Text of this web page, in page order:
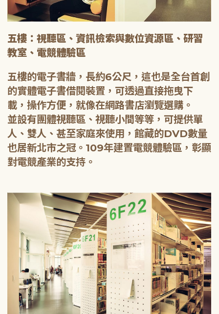
五樓：視聽區、資訊檢索與數位資源區、研習
教室、電競體驗區
五樓的電子書牆，長約6公尺，這也是全台首創
的實體電子書借閱裝置，可透過直接拖曳下
載，操作方便，就像在網路書店瀏覽選購。
並設有團體視聽區、視聽小間等等，可提供單
人、雙人、甚至家庭來使用，館藏的DVD數量
也居新北市之冠。109年建置電競體驗區，彰顯
對電競產業的支持。